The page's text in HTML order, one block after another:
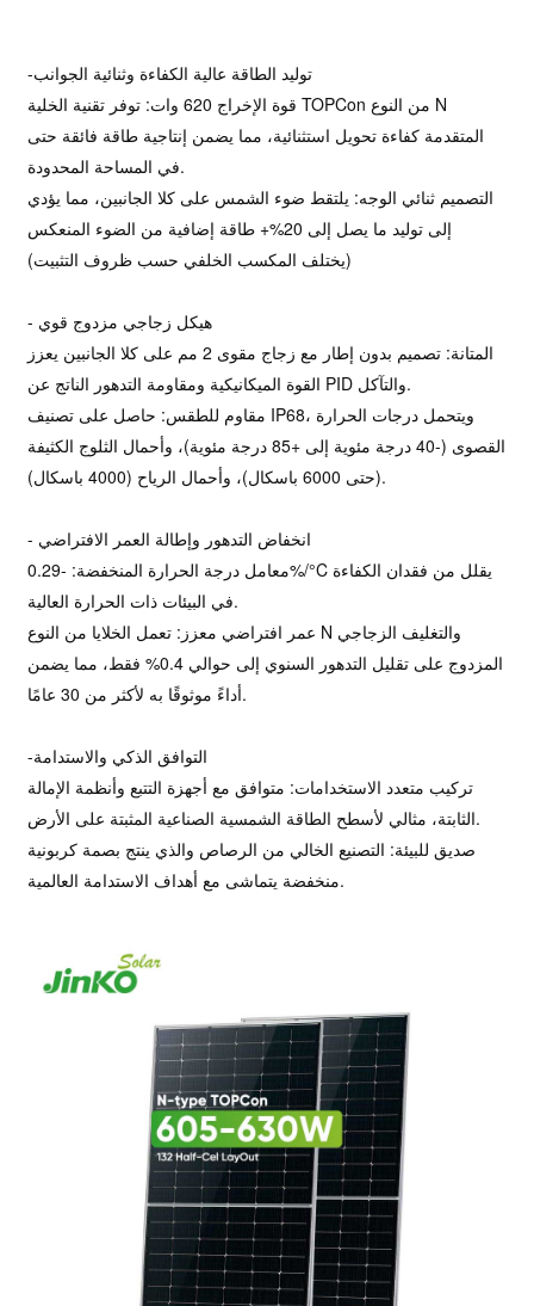
-توليد الطاقة عالية الكفاءة وثنائية الجوانب
قوة الإخراج 620 وات: توفر تقنية الخلية TOPCon من النوع N
المتقدمة كفاءة تحويل استثنائية، مما يضمن إنتاجية طاقة فائقة حتى
في المساحة المحدودة.
التصميم ثنائي الوجه: يلتقط ضوء الشمس على كلا الجانبين، مما يؤدي
إلى توليد ما يصل إلى
20%+ طاقة إضافية من الضوء المنعكس
(يختلف المكسب الخلفي حسب ظروف التثبيت)
- هيكل زجاجي مزدوج قوي
المتانة: تصميم بدون إطار مع زجاج مقوى 2 مم على كلا الجانبين يعزز
القوة الميكانيكية ومقاومة التدهور الناتج عن PID والتآكل.
مقاوم للطقس: حاصل على تصنيف IP68، ويتحمل درجات الحرارة
القصوى (-40 درجة مئوية إلى +85 درجة مئوية)، وأحمال الثلوج الكثيفة
(حتى 6000 باسكال)، وأحمال الرياح (4000 باسكال).
- انخفاض التدهور وإطالة العمر الافتراضي
معامل درجة الحرارة المنخفضة: -0.29%/°C يقلل من فقدان الكفاءة
في البيئات ذات الحرارة العالية.
عمر افتراضي معزز: تعمل الخلايا من النوع N والتغليف الزجاجي
المزدوج على تقليل التدهور السنوي إلى حوالي 0.4% فقط، مما يضمن
أداءً موثوقًا به لأكثر من 30 عامًا.
-التوافق الذكي والاستدامة
تركيب متعدد الاستخدامات: متوافق مع أجهزة التتبع وأنظمة الإمالة
الثابتة، مثالي لأسطح الطاقة الشمسية الصناعية المثبتة على الأرض.
صديق للبيئة: التصنيع الخالي من الرصاص والذي ينتج بصمة كربونية
منخفضة يتماشى مع أهداف الاستدامة العالمية.